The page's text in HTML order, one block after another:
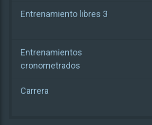
Entrenamiento libres 3
Entrenamientos
cronometrados
Carrera